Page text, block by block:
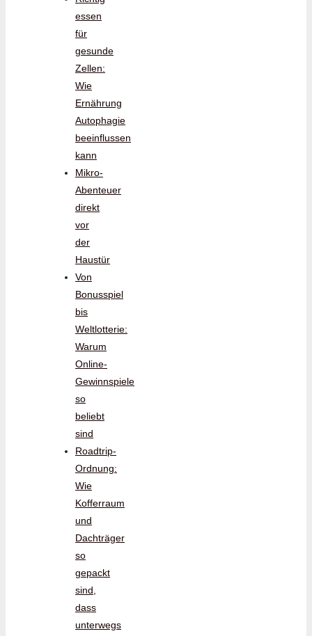
essen
für
gesunde
Zellen:
Wie
Ernährung
Autophagie
beeinflussen
kann
Mikro-
Abenteuer
direkt
vor
der
Haustür
Von
Bonusspiel
bis
Weltlotterie:
Warum
Online-
Gewinnspiele
so
beliebt
sind
Roadtrip-
Ordnung:
Wie
Kofferraum
und
Dachträger
so
gepackt
sind,
dass
unterwegs